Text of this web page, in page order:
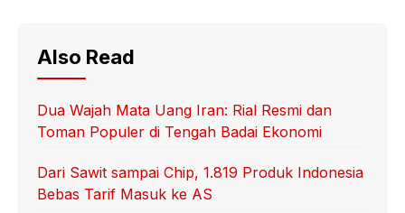
Also Read
Dua Wajah Mata Uang Iran: Rial Resmi dan
Toman Populer di Tengah Badai Ekonomi
Dari Sawit sampai Chip, 1.819 Produk Indonesia
Bebas Tarif Masuk ke AS